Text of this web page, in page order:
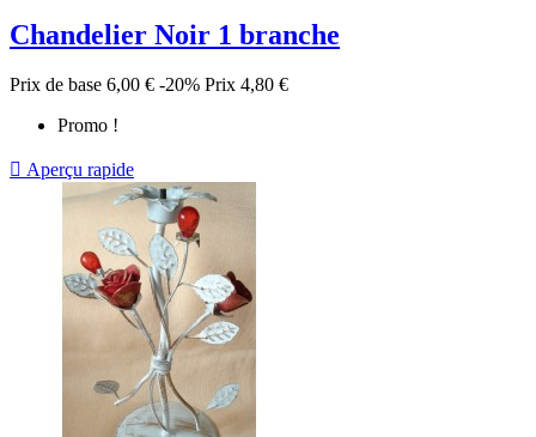
Chandelier Noir 1 branche
Prix de base 6,00 € -20% Prix 4,80 €
Promo !
 Aperçu rapide